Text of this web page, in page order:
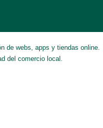
de webs, apps y tiendas online.
del comercio local.